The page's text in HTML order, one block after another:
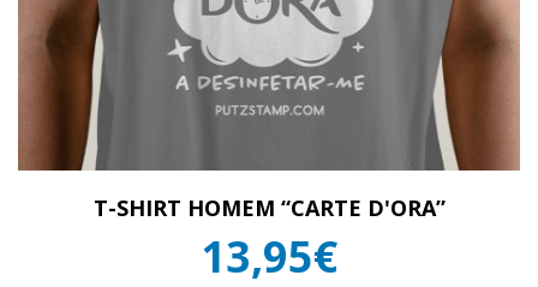
T-SHIRT HOMEM “CARTE D'ORA”
13,95€